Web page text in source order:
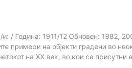
/ Година: 1911/12 Обновен: 1982,
примери на објекти градени во
на XX век, во кои се присутни